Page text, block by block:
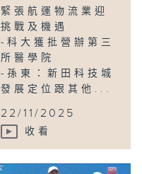
緊張航運物流業迎
挑戰及機遇
-科大獲批營辦第三
所醫學院
-孫東：新田科技城
發展定位跟其他...
22/11/2025
收看